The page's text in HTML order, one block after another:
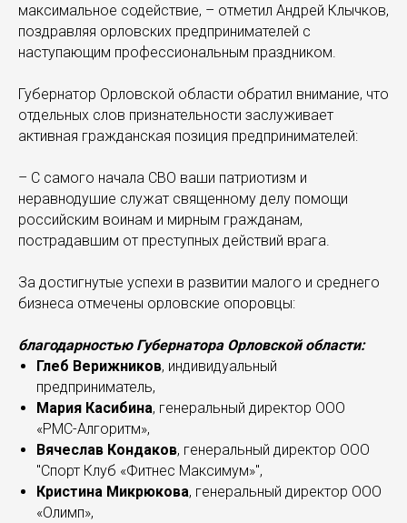
максимальное содействие, – отметил Андрей Клычков,
поздравляя орловских предпринимателей с
наступающим профессиональным праздником.
Губернатор Орловской области обратил внимание, что
отдельных слов признательности заслуживает
активная гражданская позиция предпринимателей:
– С самого начала СВО ваши патриотизм и
неравнодушие служат священному делу помощи
российским воинам и мирным гражданам,
пострадавшим от преступных действий врага.
За достигнутые успехи в развитии малого и среднего
бизнеса отмечены орловские опоровцы:
благодарностью Губернатора Орловской области:
Глеб Верижников, индивидуальный
предприниматель,
Мария Касибина, генеральный директор ООО
«РМС-Алгоритм»,
Вячеслав Кондаков, генеральный директор ООО
"Спорт Клуб «Фитнес Максимум»",
Кристина Микрюкова, генеральный директор ООО
«Олимп»,